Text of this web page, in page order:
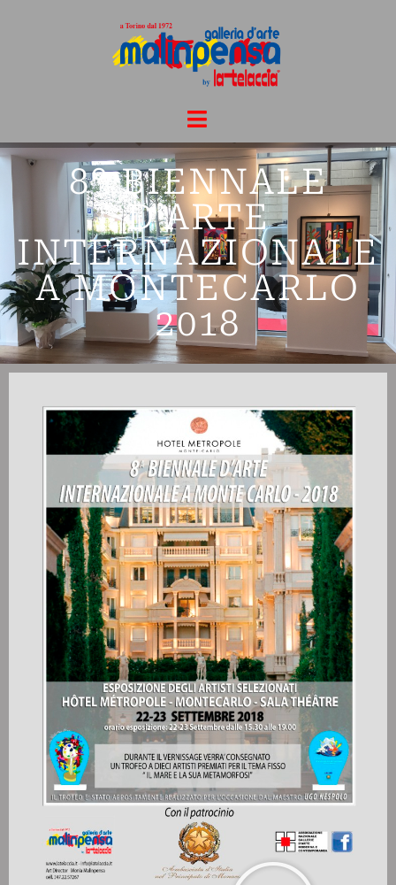
8° BIENNALE
D’ARTE
INTERNAZIONALE
A MONTECARLO
2018